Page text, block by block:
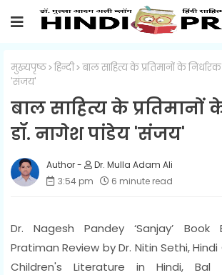
मुख्यपृष्ठ हिन्दी बाल साहित्य के प्रतिमानों के
'संजय'
बाल साहित्य के प्रतिमानों
डॉ. नागेश पांडेय 'संजय'
Dr. Mulla Adam Ali
3:54 pm
6 minute read
Dr. Nagesh Pandey ‘Sanjay’
Pratiman Review by Dr. Nitin Sethi,
Children's Literature in Hindi, Bal